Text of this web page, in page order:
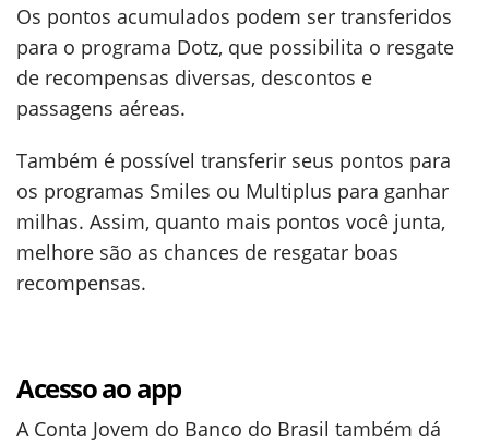
Os pontos acumulados podem ser transferidos
para o programa Dotz, que possibilita o resgate
de recompensas diversas, descontos e
passagens aéreas.
Também é possível transferir seus pontos para
os programas Smiles ou Multiplus para ganhar
milhas. Assim, quanto mais pontos você junta,
melhore são as chances de resgatar boas
recompensas.
Acesso ao app
A Conta Jovem do Banco do Brasil também dá